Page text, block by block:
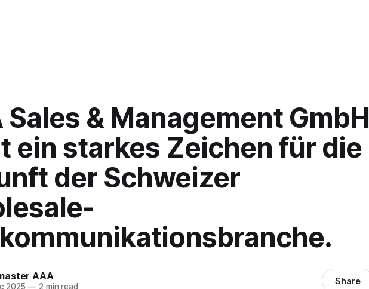
Sales & Management GmbH
ein starkes Zeichen für die
der Schweizer
AAA
2025 —2 min read Share